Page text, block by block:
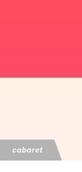
cabaret